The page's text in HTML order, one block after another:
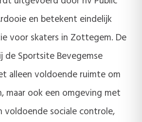
en betekent eindelijk
voor skaters in Zottegem. De
de Sportsite Bevegemse
alleen voldoende ruimte om
maar ook een omgeving met
voldoende sociale controle,